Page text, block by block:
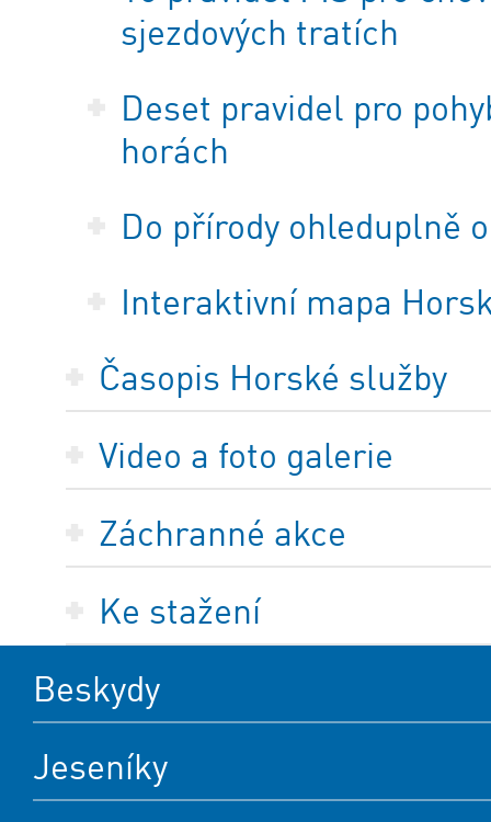
sjezdových tratích
Deset pravidel pro
horách
Do přírody ohleduplně
Interaktivní mapa
Časopis Horské služby
Video a foto galerie
Záchranné akce
Ke stažení
Beskydy
Jeseníky